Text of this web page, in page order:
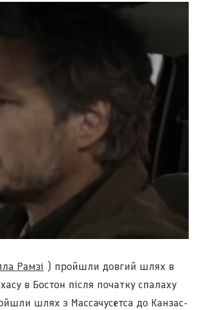
Рамзі ) пройшли довгий шлях в
в Бостон після початку спалаху
шлях з Массачусетса до Канзас-